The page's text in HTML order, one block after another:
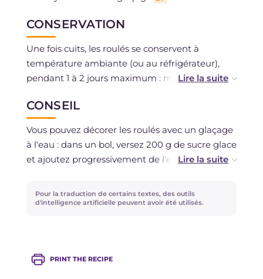
CONSERVATION
Une fois cuits, les roulés se conservent à
température ambiante (ou au réfrigérateur),
pendant 1 à 2 jours maximum : mais dans ce
l'avance.
CONSEIL
Vous pouvez décorer les roulés avec un glaçage
à l'eau : dans un bol, versez 200 g de sucre glace
et ajoutez progressivement de l'eau à
un glaçage lisse et sans grumeaux.
Pour la traduction de certains textes, des outils
d'intelligence artificielle peuvent avoir été utilisés.
PRINT THE RECIPE